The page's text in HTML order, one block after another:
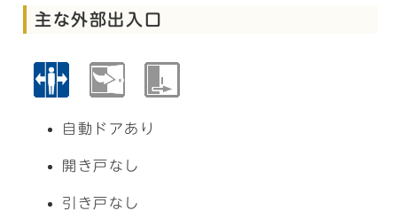
主な外部出入口
自動ドアあり
開き戸なし
引き戸なし